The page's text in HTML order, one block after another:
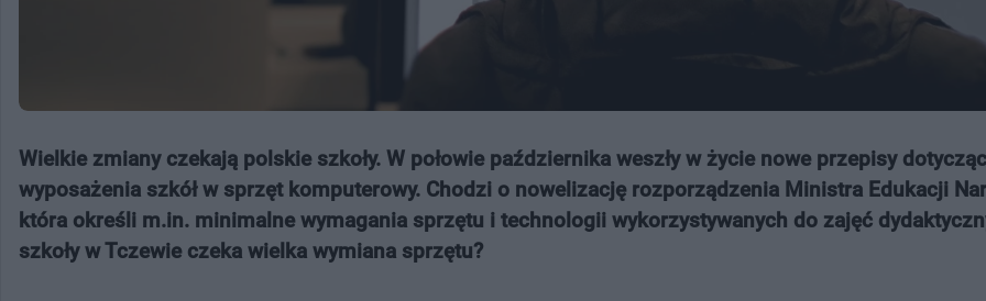
Wielkie zmiany czekają polskie szkoły. W połowie października weszły w życie nowe przepisy
wyposażenia szkół w sprzęt komputerowy. Chodzi o nowelizację rozporządzenia Ministra Edukacji
która określi m.in. minimalne wymagania sprzętu i technologii wykorzystywanych do zajęć
szkoły w Tczewie czeka wielka wymiana sprzętu?